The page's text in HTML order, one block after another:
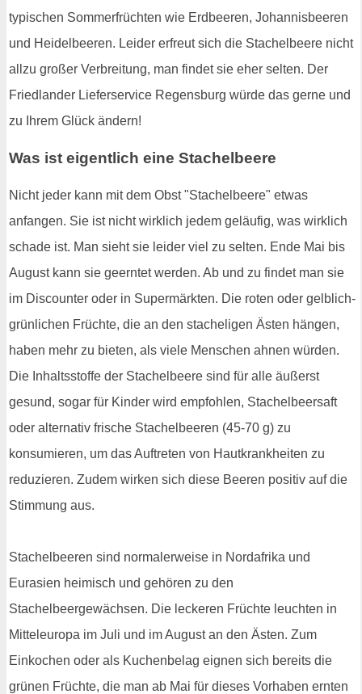
typischen Sommerfrüchten wie Erdbeeren, Johannisbeeren
und Heidelbeeren. Leider erfreut sich die Stachelbeere nicht
allzu großer Verbreitung, man findet sie eher selten. Der
Friedlander Lieferservice Regensburg würde das gerne und
zu Ihrem Glück ändern!
Was ist eigentlich eine Stachelbeere
Nicht jeder kann mit dem Obst "Stachelbeere" etwas
anfangen. Sie ist nicht wirklich jedem geläufig, was wirklich
schade ist. Man sieht sie leider viel zu selten. Ende Mai bis
August kann sie geerntet werden. Ab und zu findet man sie
im Discounter oder in Supermärkten. Die roten oder gelblich-
grünlichen Früchte, die an den stacheligen Ästen hängen,
haben mehr zu bieten, als viele Menschen ahnen würden.
Die Inhaltsstoffe der Stachelbeere sind für alle äußerst
gesund, sogar für Kinder wird empfohlen, Stachelbeersaft
oder alternativ frische Stachelbeeren (45-70 g) zu
konsumieren, um das Auftreten von Hautkrankheiten zu
reduzieren. Zudem wirken sich diese Beeren positiv auf die
Stimmung aus.
Stachelbeeren sind normalerweise in Nordafrika und
Eurasien heimisch und gehören zu den
Stachelbeergewächsen. Die leckeren Früchte leuchten in
Mitteleuropa im Juli und im August an den Ästen. Zum
Einkochen oder als Kuchenbelag eignen sich bereits die
grünen Früchte, die man ab Mai für dieses Vorhaben ernten